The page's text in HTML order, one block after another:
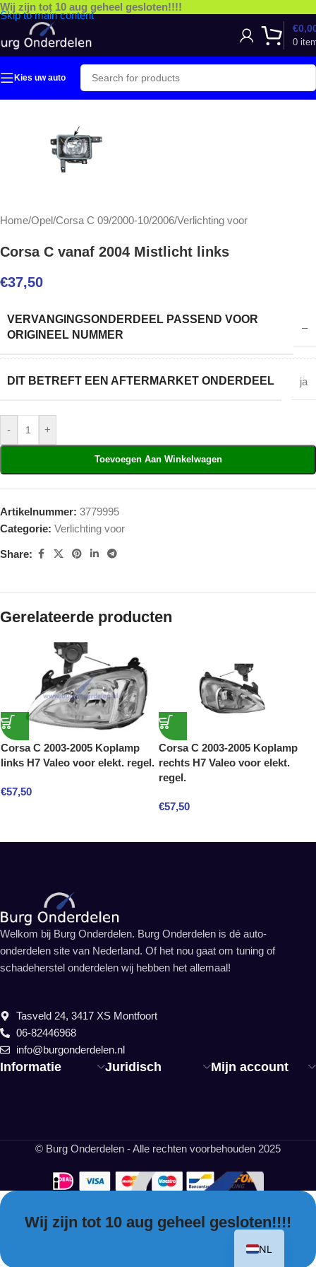
Skip to main content
Wij zijn tot 10 aug geheel gesloten!!!!
0
€
Kies uw auto
Home/Opel/Corsa C 09/2000-10/2006/Verlichting voor
Corsa C vanaf 2004 Mistlicht links
€37,50
VERVANGINGSONDERDEEL PASSEND VOOR
ORIGINEEL NUMMER
–
DIT BETREFT EEN AFTERMARKET ONDERDEEL ja
- +
Toevoegen Aan Winkelwagen
Artikelnummer: 3779995
Categorie: Verlichting voor
Share:
Gerelateerde producten
Corsa C 2003-2005 Koplamp
links H7 Valeo voor elekt. regel.
€57,50
Corsa C 2003-2005 Koplamp
rechts H7 Valeo voor elekt.
regel.
€57,50
Informatie Juridisch Mijn account
Welkom bij Burg Onderdelen. Burg Onderdelen is dé auto-
onderdelen site van Nederland. Of het nou gaat om tuning of
schadeherstel onderdelen wij hebben het allemaal!
Tasveld 24, 3417 XS Montfoort
06-82446968
info@burgonderdelen.nl
© Burg Onderdelen - Alle rechten voorbehouden 2025
Wij zijn tot 10 aug geheel gesloten!!!!
NL
EN